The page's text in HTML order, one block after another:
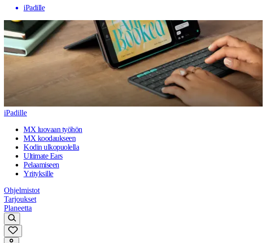
iPadille
iPadille
MX luovaan työhön
MX koodaukseen
Kodin ulkopuolella
Ultimate Ears
Pelaamiseen
Yrityksille
Ohjelmistot
Tarjoukset
Planeetta